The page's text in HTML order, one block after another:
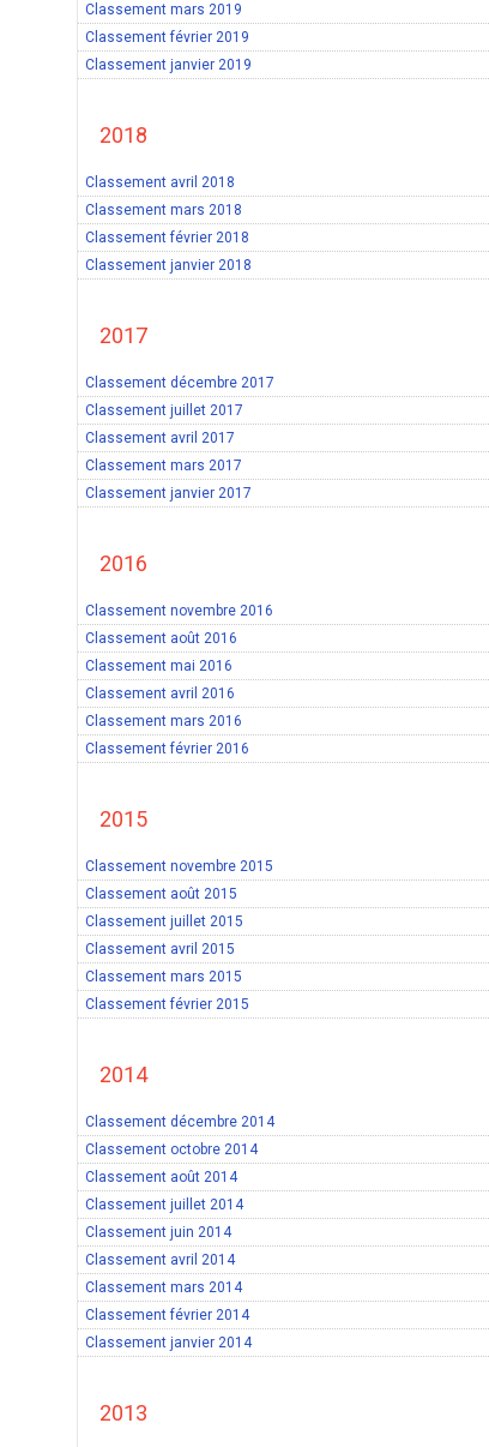
Classement mars 2019
Classement février 2019
Classement janvier 2019
2018
Classement avril 2018
Classement mars 2018
Classement février 2018
Classement janvier 2018
2017
Classement décembre 2017
Classement juillet 2017
Classement avril 2017
Classement mars 2017
Classement janvier 2017
2016
Classement novembre 2016
Classement août 2016
Classement mai 2016
Classement avril 2016
Classement mars 2016
Classement février 2016
2015
Classement novembre 2015
Classement août 2015
Classement juillet 2015
Classement avril 2015
Classement mars 2015
Classement février 2015
2014
Classement décembre 2014
Classement octobre 2014
Classement août 2014
Classement juillet 2014
Classement juin 2014
Classement avril 2014
Classement mars 2014
Classement février 2014
Classement janvier 2014
2013